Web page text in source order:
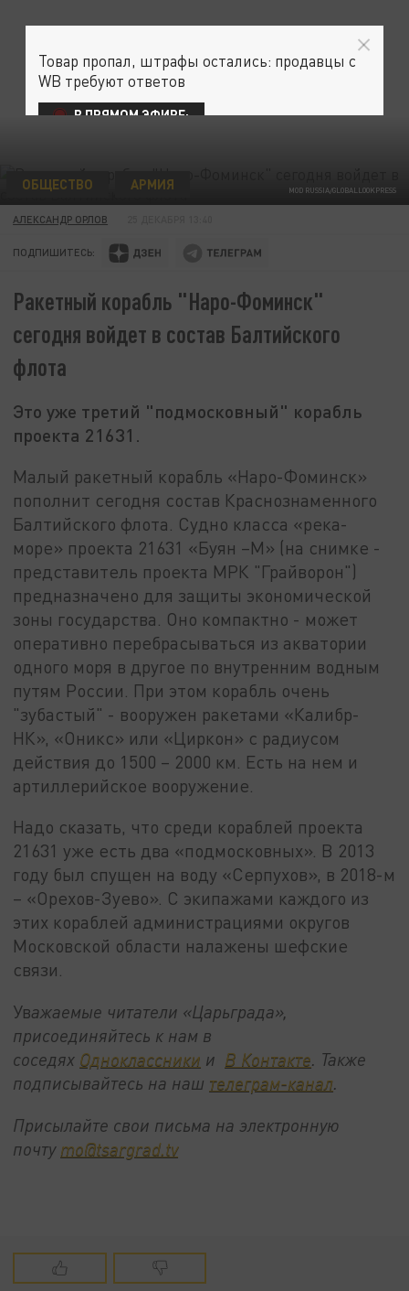
MOD RUSSIA/GLOBALLOOKPRESS
ОБЩЕСТВО АРМИЯ
АЛЕКСАНДР ОРЛОВ
ПОДПИШИТЕСЬ:
Ракетный корабль "Наро-Фоминск"
сегодня войдет в состав Балтийского
флота
Это уже третий "подмосковный" корабль
проекта 21631.
Малый ракетный корабль «Наро-Фоминск»
пополнит сегодня состав Краснознаменного
Балтийского флота. Судно класса «река-
море» проекта 21631 «Буян –М» (на снимке -
представитель проекта МРК "Грайворон")
предназначено для защиты экономической
зоны государства. Оно компактно - может
оперативно перебрасываться из акватории
одного моря в другое по внутренним водным
путям России. При этом корабль очень
"зубастый" - вооружен ракетами «Калибр-
НК», «Оникс» или «Циркон» с радиусом
действия до 1500 – 2000 км. Есть на нем и
артиллерийское вооружение.
Надо сказать, что среди кораблей проекта
21631 уже есть два «подмосковных». В 2013
году был спущен на воду «Серпухов», в 2018-м
– «Орехов-Зуево». С экипажами каждого из
этих кораблей администрациями округов
Московской области налажены шефские
связи.
Уважаемые читатели «Царьграда»,
присоединяйтесь к нам в
соседях Одноклассники и В Контакте. Также
подписывайтесь на наш телеграм-канал.
Присылайте свои письма на электронную
почту mo@tsargrad.tv
Товар пропал, штрафы остались: продавцы с
WB требуют ответов
В ПРЯМОМ ЭФИРЕ: